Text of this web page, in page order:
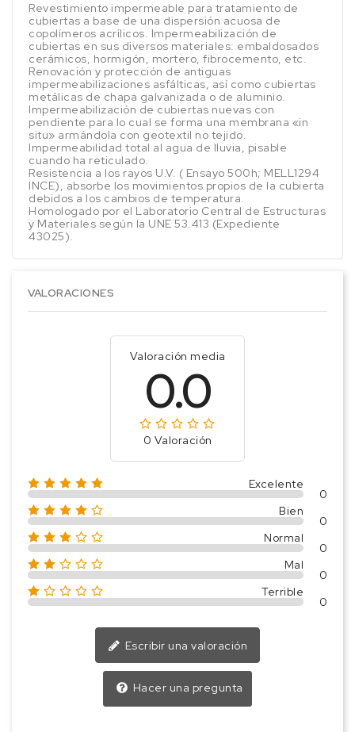
Revestimiento impermeable para tratamiento de
cubiertas a base de una dispersión acuosa de
copolímeros acrílicos. Impermeabilización de
cubiertas en sus diversos materiales: embaldosados
cerámicos, hormigón, mortero, fibrocemento, etc.
Renovación y protección de antiguas
impermeabilizaciones asfálticas, así como cubiertas
metálicas de chapa galvanizada o de aluminio.
Impermeabilización de cubiertas nuevas con
pendiente para lo cual se forma una membrana «in
situ» armándola con geotextil no tejido.
Impermeabilidad total al agua de lluvia, pisable
cuando ha reticulado.
Resistencia a los rayos U.V. ( Ensayo 500h; MELL1294
INCE), absorbe los movimientos propios de la cubierta
debidos a los cambios de temperatura.
Homologado por el Laboratorio Central de Estructuras
y Materiales según la UNE 53.413 (Expediente
43025).
VALORACIONES
Valoración media
0.0
0 Valoración
Excelente
0
Bien
0
Normal
0
Mal
0
Terrible
0
Escribir una valoración
Hacer una pregunta